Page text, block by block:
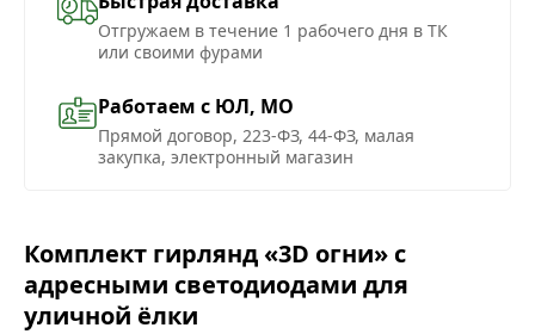
Отгружаем в течение 1 рабочего дня в ТК
или своими фурами
Работаем с ЮЛ, МО
Прямой договор, 223-ФЗ, 44-ФЗ, малая
закупка, электронный магазин
Комплект гирлянд «3D огни» с
адресными светодиодами для
уличной ёлки